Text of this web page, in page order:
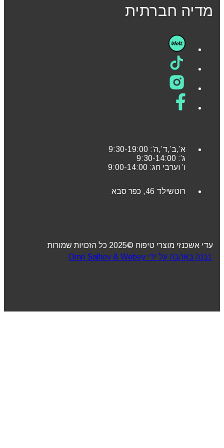
מדיה חברתית
א’,ב’,ד’,ה’: 9:30-19:00
ג’: 9:30-14:00
ו’ וערבי חג: 9:00-14:00
רוטשילד 46, כפר סבא
עדי אשכנזי מוצרי טיפוח ©2025 כל הזכויות שמורות
נבנה באהבה על ידי Omri Salhov & Webey